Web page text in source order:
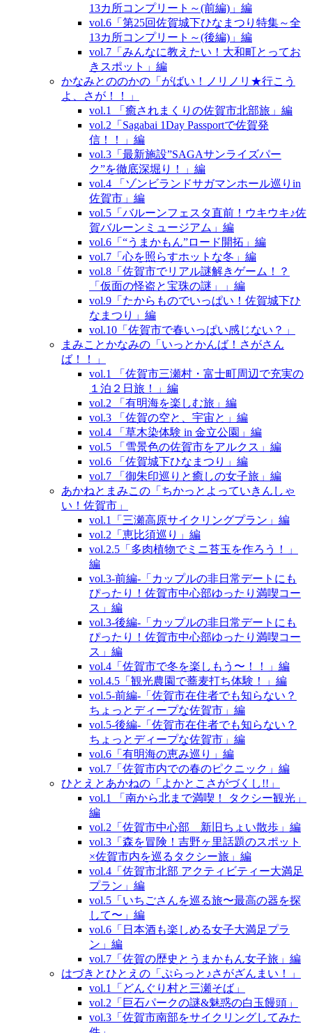
13カ所コンプリート～(前編)」編
vol.6「第25回佐賀城下ひなまつり特集～全
13カ所コンプリート～(後編)」編
vol.7「みんなに教えたい！大和町とってお
きスポット」編
かなみとののかの「がばい！ノリノリ★行こう
よ、さが！！」
vol.1 「癒されまくりの佐賀市北部旅」編
vol.2「Sagabai 1Day Passportで佐賀発
信！！」編
vol.3「最新施設”SAGAサンライズパー
ク”を徹底深堀り！」編
vol.4 「ゾンビランドサガマンホール巡りin
佐賀市」編
vol.5「バルーンフェスタ直前！ウキウキ♪佐
賀バルーンミュージアム」編
vol.6「“うまかもん”ロード開拓」編
vol.7「心を照らすホットな冬」編
vol.8「佐賀市でリアル謎解きゲーム！？
「仮面の怪盗と宝珠の謎」」編
vol.9「たからものでいっぱい！佐賀城下ひ
なまつり」編
vol.10「佐賀市で春いっぱい感じない？」
まみことかなみの「いっとかんば！さがさん
ば！！」
vol.1 「佐賀市三瀬村・富士町周辺で充実の
１泊２日旅！」編
vol.2 「有明海を楽しむ旅」編
vol.3 「佐賀の空と、宇宙と」編
vol.4 「草木染体験 in 金立公園」編
vol.5 「雪景色の佐賀市をアルクス」編
vol.6 「佐賀城下ひなまつり」編
vol.7 「御朱印巡りと癒しの女子旅」編
あかねとまみこの「ちかっとよっていきんしゃ
い！佐賀市」
vol.1「三瀬高原サイクリングプラン」編
vol.2「恵比須巡り」編
vol.2.5「多肉植物でミニ苔玉を作ろう！」
編
vol.3‐前編‐「カップルの非日常デートにも
ぴったり！佐賀市中心部ゆったり満喫コー
ス」編
vol.3‐後編‐「カップルの非日常デートにも
ぴったり！佐賀市中心部ゆったり満喫コー
ス」編
vol.4「佐賀市で冬を楽しもう〜！！」編
vol.4.5「観光農園で蕎麦打ち体験！」編
vol.5‐前編‐「佐賀市在住者でも知らない？
ちょっとディープな佐賀市」編
vol.5‐後編‐「佐賀市在住者でも知らない？
ちょっとディープな佐賀市」編
vol.6「有明海の恵み巡り」編
vol.7「佐賀市内での春のピクニック」編
ひとえとあかねの「よかとこさがづくし!!」
vol.1 「南から北まで満喫！ タクシー観光」
編
vol.2「佐賀市中心部 新旧ちょい散歩」編
vol.3「森を冒険！吉野ヶ里話題のスポット
×佐賀市内を巡るタクシー旅」編
vol.4「佐賀市北部 アクティビティー大満足
プラン」編
vol.5「いちごさんを巡る旅〜最高の器を探
して〜」編
vol.6「日本酒も楽しめる女子大満足プラ
ン」編
vol.7「佐賀の歴史とうまかもん女子旅」編
はづきとひとえの「ぷらっと♪さがざんまい！」
vol.1「どんぐり村と三瀬そば」
vol.2「巨石パークの謎&魅惑の白玉饅頭」
vol.3「佐賀市南部をサイクリングしてみた